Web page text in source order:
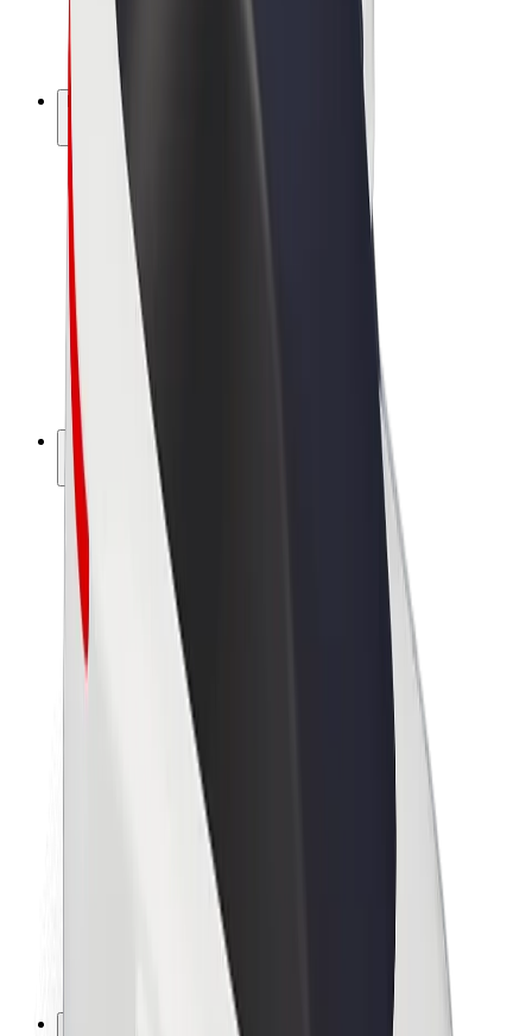
E-Bikes
Bolt Plus
Erziele Umsatz mit Bolt
Fahrer:innen
Umsatz brutto für Fahrer:innen
Kuriere
Umsatz brutto für Kuriere
Bolt Food Händler:innen
Flotten
Franchise
Unternehmen
Karriere
Über Bolt
Nachhaltigkeit bei Bolt
Project Zero
Markenrichtlinien
Investor Relations